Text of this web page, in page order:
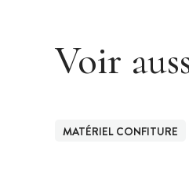
Voir
MATÉRIEL CONFITURE